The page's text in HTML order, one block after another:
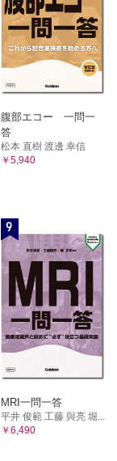
腹部エコー 一問一
答
松本 直樹 渡邊 幸信
￥5,940
9
MRI一問一答
平井 俊範 工藤 與亮 堀...
￥6,490